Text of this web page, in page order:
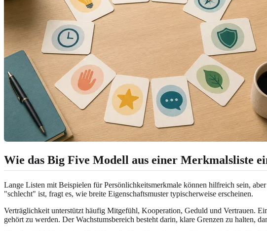
Wie das Big Five Modell aus einer Merkmalsliste
Lange Listen mit Beispielen für Persönlichkeitsmerkmale können hilfreich sein,
"schlecht" ist, fragt es, wie breite Eigenschaftsmuster typischerweise erscheinen.
Verträglichkeit unterstützt häufig Mitgefühl, Kooperation, Geduld und Vertrauen.
gehört zu werden. Der Wachstumsbereich besteht darin, klare Grenzen zu halten,